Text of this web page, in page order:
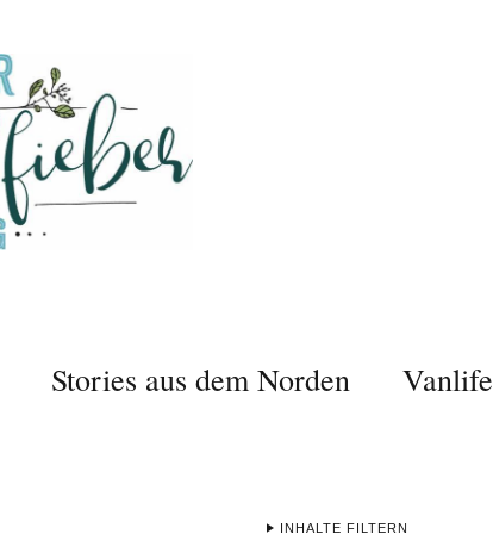
Stories aus dem Norden Vanlife
INHALTE FILTERN